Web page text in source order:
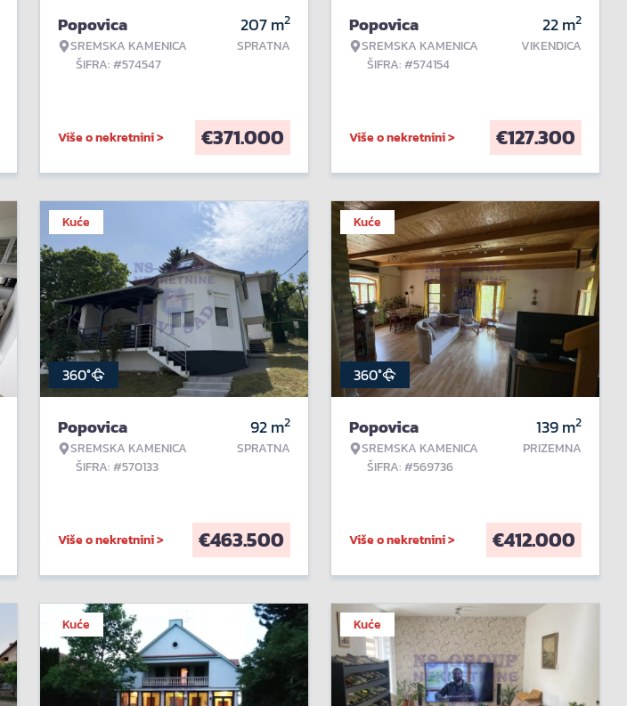
Popovica
SREMSKA KAMENICA
ŠIFRA: #574547
207m2
SPRATNA
Više o nekretnini > €371.000
Popovica
SREMSKA KAMENICA
ŠIFRA: #574154
22m2
VIKENDICA
Više o nekretnini > €127.300
Kuće
360°
Popovica
SREMSKA KAMENICA
ŠIFRA: #570133
92m2
SPRATNA
Više o nekretnini > €463.500
Kuće
360°
Popovica
SREMSKA KAMENICA
ŠIFRA: #569736
139m2
PRIZEMNA
Više o nekretnini > €412.000
Kuće Kuće